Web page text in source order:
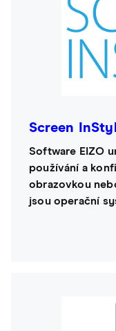
Screen
Software EIZO
používání a
obrazovkou
jsou operační